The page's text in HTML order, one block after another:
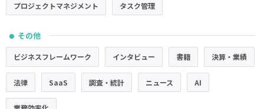
プロジェクトマネジメント タスク管理
● その他
ビジネスフレームワーク インタビュー 書籍 決算・業績
法律 SaaS 調査・統計 ニュース AI